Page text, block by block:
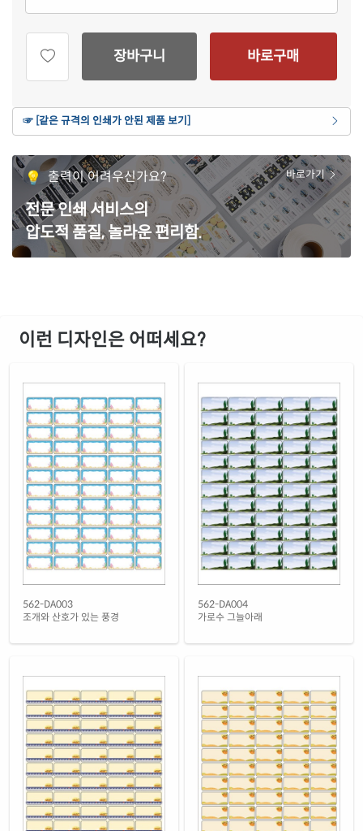
CL562P-DV073
잉크젯, 레이저 겸용
재질 설명
재질 설명
갈색 크라프트
CL562KR-DV073잉크젯, 레이저 겸용
노란색 모조
CL562TY-DV073잉크젯, 레이저 겸용
재질 설명
흰색 모조 잉크젯
CJ562-DV073잉크젯 전용
재질 설명
CJ562LU-DV073
잉크젯 전용
흰색 광택 방수 시치미 잉크젯
RV562LU-DV073잉크젯 전용
재질 설명
흰색 광택 레이저
CL562LG-DV073레이저 전용
재질 설명
흰색 광택 시치미 레이저
RV562LG-DV073
레이저 전용
재질 설명
흰색(25μm) 광택 방수 레이저
CL562TW-DV073레이저 전용
재질 설명
흰색(50μm) 광택 방수 레이저
CL562WP-DV073
레이저 전용
흰색 무광 방수 시치미 레이저
RV562MP-DV073레이저 전용
재질 설명
투명(25μm) 방수 레이저
CL562TT-DV073레이저 전용
재질 설명
투명(50μm) 방수 레이저
CL562LT-DV073레이저 전용
재질 설명
장바구니 바로구매
☞ [같은 규격의 인쇄가 안된 제품 보기]
출력이 어려우신가요?
전문 인쇄 서비스의
압도적 품질, 놀라운 편리함.
바로가기
이런 디자인은 어떠세요?
562-DA003
조개와 산호가 있는 풍경
562-DA004
가로수 그늘아래